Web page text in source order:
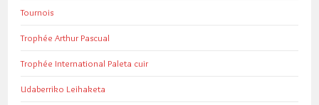
Tournois
Trophée Arthur Pascual
Trophée International Paleta cuir
Udaberriko Leihaketa